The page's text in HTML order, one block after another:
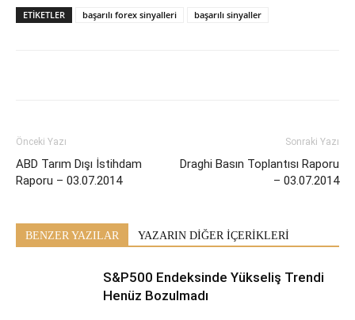
ETİKETLER başarılı forex sinyalleri başarılı sinyaller
Önceki Yazı
ABD Tarım Dışı İstihdam
Raporu – 03.07.2014
Sonraki Yazı
Draghi Basın Toplantısı Raporu
– 03.07.2014
BENZER YAZILAR YAZARIN DİĞER İÇERİKLERİ
S&P500 Endeksinde Yükseliş Trendi
Henüz Bozulmadı